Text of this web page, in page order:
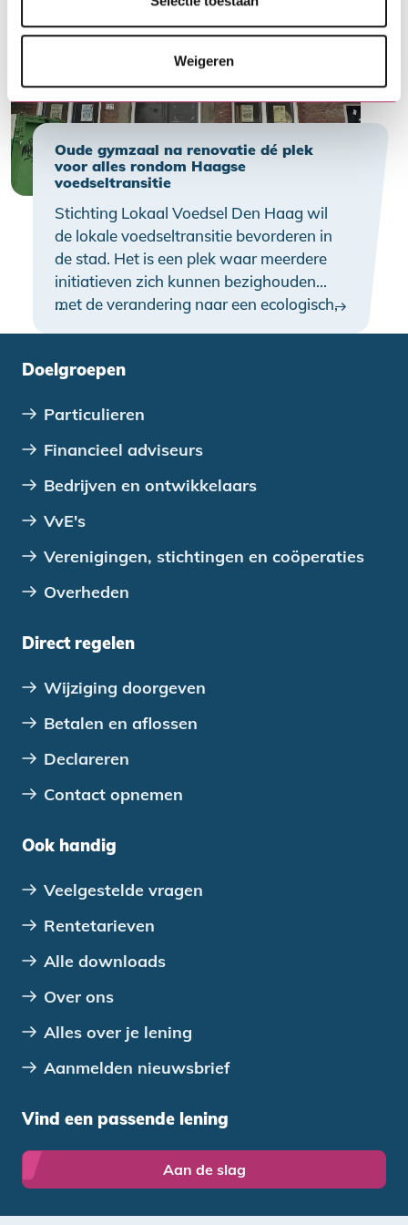
Weigeren
over op aardwarmte, denkt Energie
Beheer Nederland (EBN).
Oude gymzaal na renovatie dé plek
voor alles rondom Haagse
voedseltransitie
Stichting Lokaal Voedsel Den Haag wil
de lokale voedseltransitie bevorderen in
de stad. Het is een plek waar meerdere
initiatieven zich kunnen bezighouden
met de verandering naar een ecologisch,
‘Voedsellokaal De Gymzaal’ komen
versmarkt, kan je verpakkingsvrije
groentepakketten afhalen met lokale
diners georganiseerd.
…
Doelgroepen
Particulieren
Financieel adviseurs
Bedrijven en ontwikkelaars
VvE's
Verenigingen, stichtingen en coöperaties
Overheden
Direct regelen
Wijziging doorgeven
Betalen en aflossen
Declareren
Contact opnemen
Ook handig
Veelgestelde vragen
Rentetarieven
Alle downloads
Over ons
Alles over je lening
Aanmelden nieuwsbrief
Vind een passende lening
Aan de slag